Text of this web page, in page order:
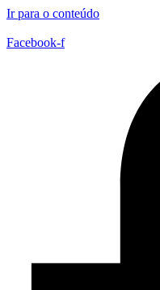
Ir para o conteúdo
Facebook-f